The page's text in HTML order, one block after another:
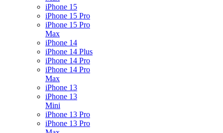
iPhone 15
iPhone 15 Pro
iPhone 15 Pro
Max
iPhone 14
iPhone 14 Plus
iPhone 14 Pro
iPhone 14 Pro
Max
iPhone 13
iPhone 13
Mini
iPhone 13 Pro
iPhone 13 Pro